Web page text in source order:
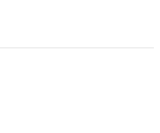
je 5 z 5 hvězdiček.